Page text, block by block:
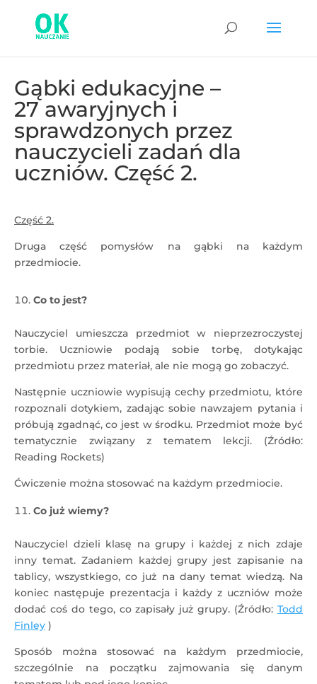
Gąbki edukacyjne –
27 awaryjnych i
sprawdzonych przez
nauczycieli zadań dla
uczniów. Część 2.
Część 2.
Druga część pomysłów na gąbki na każdym
przedmiocie.
Co to jest?
Nauczyciel umieszcza przedmiot w nieprzezroczystej
torbie. Uczniowie podają sobie torbę, dotykając
przedmiotu przez materiał, ale nie mogą go zobaczyć.
Następnie uczniowie wypisują cechy przedmiotu, które
rozpoznali dotykiem, zadając sobie nawzajem pytania i
próbują zgadnąć, co jest w środku. Przedmiot może być
tematycznie związany z tematem lekcji. (Źródło:
Reading Rockets)
Ćwiczenie można stosować na każdym przedmiocie.
Co już wiemy?
Nauczyciel dzieli klasę na grupy i każdej z nich zdaje
inny temat. Zadaniem każdej grupy jest zapisanie na
tablicy, wszystkiego, co już na dany temat wiedzą. Na
koniec następuje prezentacja i każdy z uczniów może
dodać coś do tego, co zapisały już grupy. (Źródło: Todd
Finley )
Sposób można stosować na każdym przedmiocie,
szczególnie na początku zajmowania się danym